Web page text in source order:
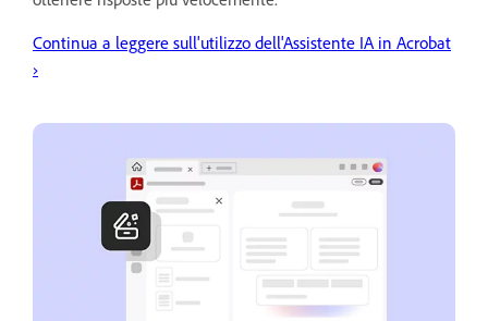
Continua a leggere sull'utilizzo dell'Assistente IA in Acrobat
›